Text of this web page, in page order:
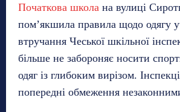
Початкова школа на вулиці
пом’якшила правила щодо одягу
втручання Чеської шкільної
більше не забороняє носити
одяг із глибоким вирізом.
попередні обмеження